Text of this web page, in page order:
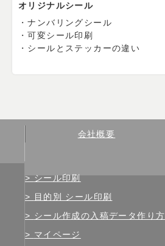
オリジナルシール
ナンバリングシール
可変シール印刷
シールとステッカーの違い
会社概要
シール印刷
目的別 シール印刷
シール作成の入稿データ作り方
マイページ